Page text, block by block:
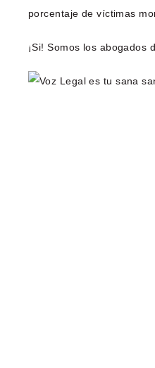
porcentaje de víctimas
¡Si! Somos los abogados